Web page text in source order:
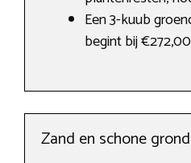
Een 3-kuub
begint bij
Zand en schone grond